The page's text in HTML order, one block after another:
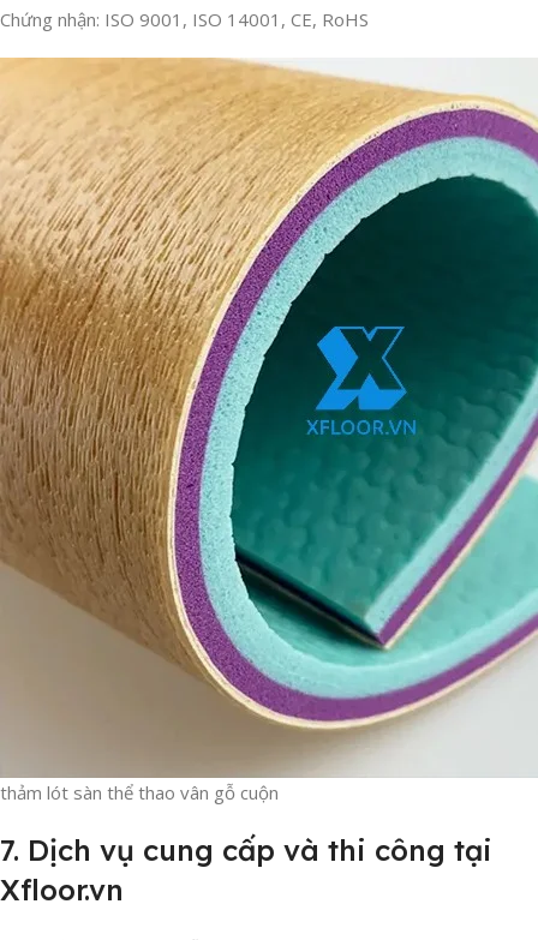
Chứng nhận: ISO 9001, ISO 14001, CE, RoHS
thảm lót sàn thể thao vân gỗ cuộn
7. Dịch vụ cung cấp và thi công tại
Xfloor.vn